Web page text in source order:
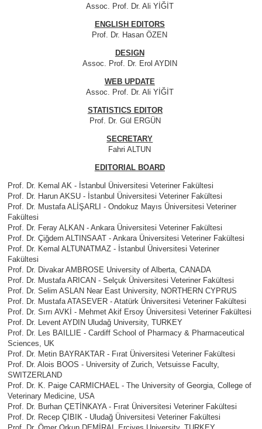
Assoc. Prof. Dr. Ali YİĞİT
ENGLISH EDITORS
Prof. Dr. Hasan ÖZEN
DESIGN
Assoc. Prof. Dr. Erol AYDIN
WEB UPDATE
Assoc. Prof. Dr. Ali YİĞİT
STATISTICS EDITOR
Prof. Dr. Gül ERGÜN
SECRETARY
Fahri ALTUN
EDITORIAL BOARD
Prof. Dr. Kemal AK - İstanbul Üniversitesi Veteriner Fakültesi
Prof. Dr. Harun AKSU - İstanbul Üniversitesi Veteriner Fakültesi
Prof. Dr. Mustafa ALİŞARLI - Ondokuz Mayıs Üniversitesi Veteriner
Fakültesi
Prof. Dr. Feray ALKAN - Ankara Üniversitesi Veteriner Fakültesi
Prof. Dr. Çiğdem ALTINSAAT - Ankara Üniversitesi Veteriner Fakültesi
Prof. Dr. Kemal ALTUNATMAZ - İstanbul Üniversitesi Veteriner
Fakültesi
Prof. Dr. Divakar AMBROSE University of Alberta, CANADA
Prof. Dr. Mustafa ARICAN - Selçuk Üniversitesi Veteriner Fakültesi
Prof. Dr. Selim ASLAN Near East University, NORTHERN CYPRUS
Prof. Dr. Mustafa ATASEVER - Atatürk Üniversitesi Veteriner Fakültesi
Prof. Dr. Sırrı AVKİ - Mehmet Akif Ersoy Üniversitesi Veteriner Fakültesi
Prof. Dr. Levent AYDIN Uludağ University, TURKEY
Prof. Dr. Les BAILLIE - Cardiff School of Pharmacy & Pharmaceutical
Sciences, UK
Prof. Dr. Metin BAYRAKTAR - Fırat Üniversitesi Veteriner Fakültesi
Prof. Dr. Alois BOOS - University of Zurich, Vetsuisse Faculty,
SWITZERLAND
Prof. Dr. K. Paige CARMICHAEL - The University of Georgia, College of
Veterinary Medicine, USA
Prof. Dr. Burhan ÇETİNKAYA - Fırat Üniversitesi Veteriner Fakültesi
Prof. Dr. Recep ÇIBIK - Uludağ Üniversitesi Veteriner Fakültesi